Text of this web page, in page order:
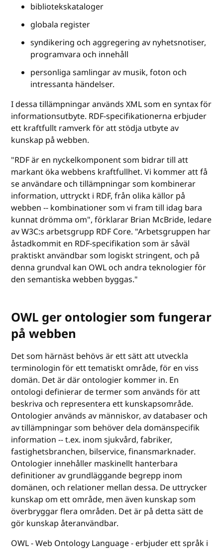
bibliotekskataloger
globala register
syndikering och aggregering av nyhetsnotiser,
programvara och innehåll
personliga samlingar av musik, foton och
intressanta händelser.
I dessa tillämpningar används XML som en syntax för
informationsutbyte. RDF-specifikationerna erbjuder
ett kraftfullt ramverk för att stödja utbyte av
kunskap på webben.
"RDF är en nyckelkomponent som bidrar till att
markant öka webbens kraftfullhet. Vi kommer att få
se användare och tillämpningar som kombinerar
information, uttryckt i RDF, från olika källor på
webben -- kombinationer som vi fram till idag bara
kunnat drömma om", förklarar Brian McBride, ledare
av W3C:s arbetsgrupp RDF Core. "Arbetsgruppen har
åstadkommit en RDF-specifikation som är såväl
praktiskt användbar som logiskt stringent, och på
denna grundval kan OWL och andra teknologier för
den semantiska webben byggas."
OWL ger ontologier som fungerar
på webben
Det som härnäst behövs är ett sätt att utveckla
terminologin för ett tematiskt område, för en viss
domän. Det är där ontologier kommer in. En
ontologi definierar de termer som används för att
beskriva och representera ett kunskapsområde.
Ontologier används av människor, av databaser och
av tillämpningar som behöver dela domänspecifik
information -- t.ex. inom sjukvård, fabriker,
fastighetsbranchen, bilservice, finansmarknader.
Ontologier innehåller maskinellt hanterbara
definitioner av grundläggande begrepp inom
domänen, och relationer mellan dessa. De uttrycker
kunskap om ett område, men även kunskap som
överbryggar flera områden. Det är på detta sätt de
gör kunskap återanvändbar.
OWL - Web Ontology Language - erbjuder ett språk i